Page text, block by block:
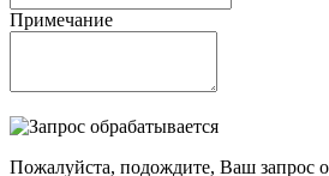
Примечание
Пожалуйста, подождите, Ваш запрос